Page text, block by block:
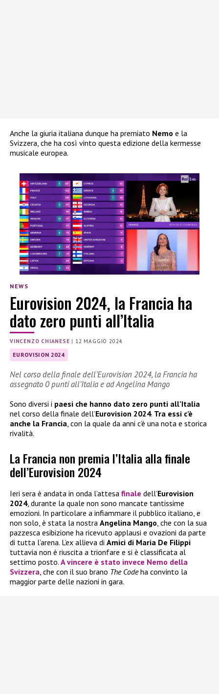
Anche la giuria italiana dunque ha premiato Nemo e la
Svizzera, che ha così vinto questa edizione della kermesse
musicale europea.
NEWS
Eurovision 2024, la Francia ha
dato zero punti all’Italia
VINCENZO CHIANESE | 12 MAGGIO 2024
EUROVISION 2024
Nel corso della finale dell’Eurovision 2024, la Francia ha
assegnato 0 punti all’Italia e ad Angelina Mango
Sono diversi i paesi che hanno dato zero punti all’Italia
nel corso della finale dell’Eurovision 2024. Tra essi c’è
anche la Francia, con la quale da anni c’è una nota e storica
rivalità.
La Francia non premia l’Italia alla finale
dell’Eurovision 2024
Ieri sera è andata in onda l’attesa finale dell’Eurovision
2024, durante la quale non sono mancate tantissime
emozioni. In particolare a infiammare il pubblico italiano, e
non solo, è stata la nostra Angelina Mango , che con la sua
pazzesca esibizione ha ricevuto applausi e ovazioni da parte
di tutta l’arena. L’ex allieva di Amici di Maria De Filippi
tuttavia non è riuscita a trionfare e si è classificata al
settimo posto. A vincere è stato invece Nemo della
Svizzera , che con il suo brano The Codeha convinto la
maggior parte delle nazioni in gara.